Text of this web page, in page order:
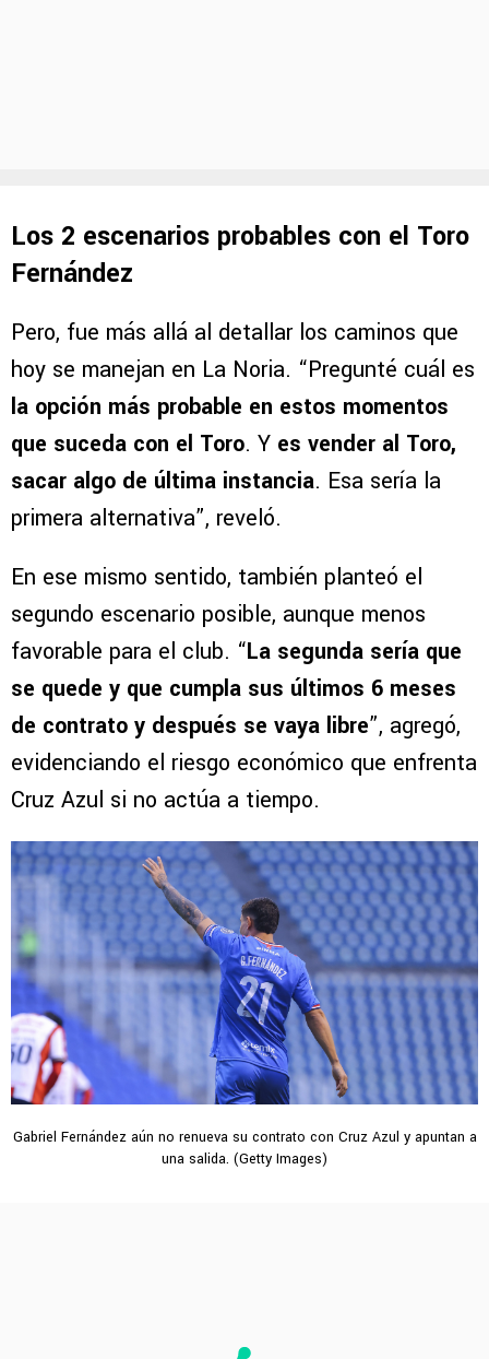
Los 2 escenarios probables con el Toro
Fernández
Pero, fue más allá al detallar los caminos que
hoy se manejan en La Noria. “Pregunté cuál es
la opción más probable en estos momentos
que suceda con el Toro. Y es vender al Toro,
sacar algo de última instancia. Esa sería la
primera alternativa”, reveló.
En ese mismo sentido, también planteó el
segundo escenario posible, aunque menos
favorable para el club. “La segunda sería que
se quede y que cumpla sus últimos 6 meses
de contrato y después se vaya libre”, agregó,
evidenciando el riesgo económico que enfrenta
Cruz Azul si no actúa a tiempo.
Gabriel Fernández aún no renueva su contrato con Cruz Azul y apuntan a
una salida. (Getty Images)